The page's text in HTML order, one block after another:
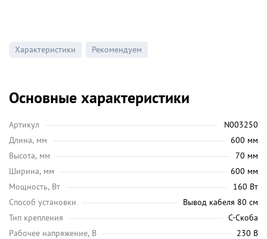
Характеристики Рекомендуем
Основные характеристики
Артикул
N003250
Длина, мм
600 мм
Высота, мм
70 мм
Ширина, мм
600 мм
Мощность, Вт
160 Вт
Способ установки
Вывод кабеля 80 см
Тип крепления
С-Скоба
Рабочее напряжение, В
230 В